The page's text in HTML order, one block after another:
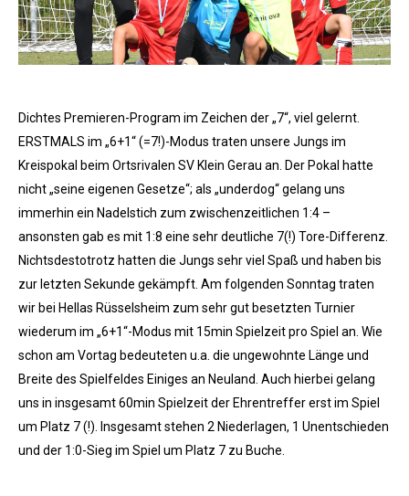
Dichtes Premieren-Program im Zeichen der „7“, viel gelernt.
ERSTMALS im „6+1“ (=7!)-Modus traten unsere Jungs im
Kreispokal beim Ortsrivalen SV Klein Gerau an. Der Pokal hatte
nicht „seine eigenen Gesetze“; als „underdog“ gelang uns
immerhin ein Nadelstich zum zwischenzeitlichen 1:4 –
ansonsten gab es mit 1:8 eine sehr deutliche 7(!) Tore-Differenz.
Nichtsdestotrotz hatten die Jungs sehr viel Spaß und haben bis
zur letzten Sekunde gekämpft. Am folgenden Sonntag traten
wir bei Hellas Rüsselsheim zum sehr gut besetzten Turnier
wiederum im „6+1“-Modus mit 15min Spielzeit pro Spiel an. Wie
schon am Vortag bedeuteten u.a. die ungewohnte Länge und
Breite des Spielfeldes Einiges an Neuland. Auch hierbei gelang
uns in insgesamt 60min Spielzeit der Ehrentreffer erst im Spiel
um Platz 7 (!). Insgesamt stehen 2 Niederlagen, 1 Unentschieden
und der 1:0-Sieg im Spiel um Platz 7 zu Buche.